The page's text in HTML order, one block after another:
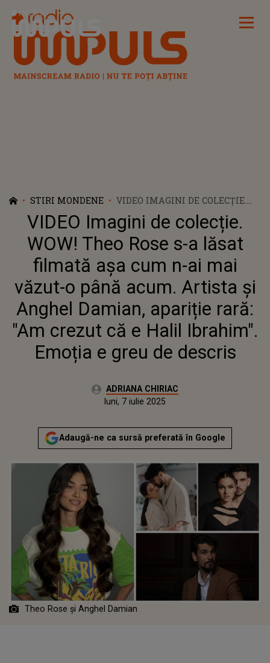
Radio Impuls
STIRI MONDENE
VIDEO IMAGINI DE COLECȚIE.
WOW! THEO ROSE S-A LĂSAT
FILMATĂ AȘA CUM N-AI MAI
VĂZUT-O PÂNĂ ACUM. ARTISTA
ȘI ANGHEL DAMIAN, APARIȚIE
RARĂ: "AM CREZUT CĂ E HALIL
DESCRIS
VIDEO Imagini de colecție.
WOW! Theo Rose s-a lăsat
filmată așa cum n-ai mai
văzut-o până acum. Artista și
Anghel Damian, apariție rară:
"Am crezut că e Halil Ibrahim".
Emoția e greu de descris
Autor:ADRIANA CHIRIAC
Actualizat:
luni, 7 iulie 2025
Adaugă-ne ca sursă preferată în Google
Theo Rose și Anghel Damian